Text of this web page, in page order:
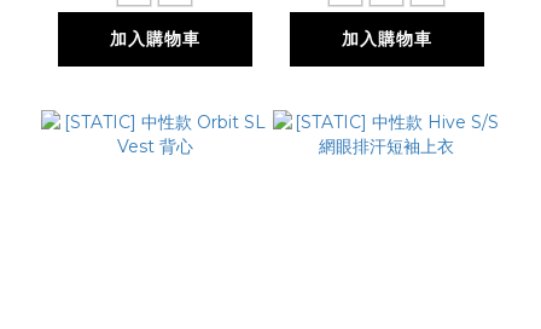
加入購物車 加入購物車